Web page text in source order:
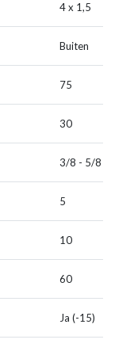
4 x 1,5
Buiten
75
30
3/8 - 5/8
5
10
60
Ja (-15)